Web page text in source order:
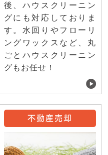
後、ハウスクリーニン
グにも対応しておりま
す。水回りやフローリ
ングワックスなど、丸
ごとハウスクリーニン
グもお任せ！
不動産売却